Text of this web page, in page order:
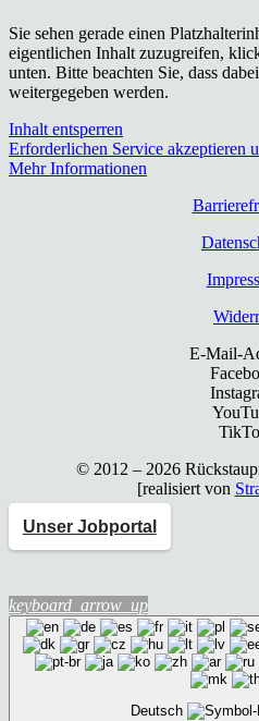
Sie sehen gerade einen
eigentlichen Inhalt zuzugreifen,
unten. Bitte beachten Sie, dass
weitergegeben werden.
Inhalt entsperren
Erforderlichen Service akzeptieren
Mehr Informationen
E-Mail-
© 2012 – 2026
[rea­li­siert von
Unser Jobportal
keyboard_arrow_up
Deutsch